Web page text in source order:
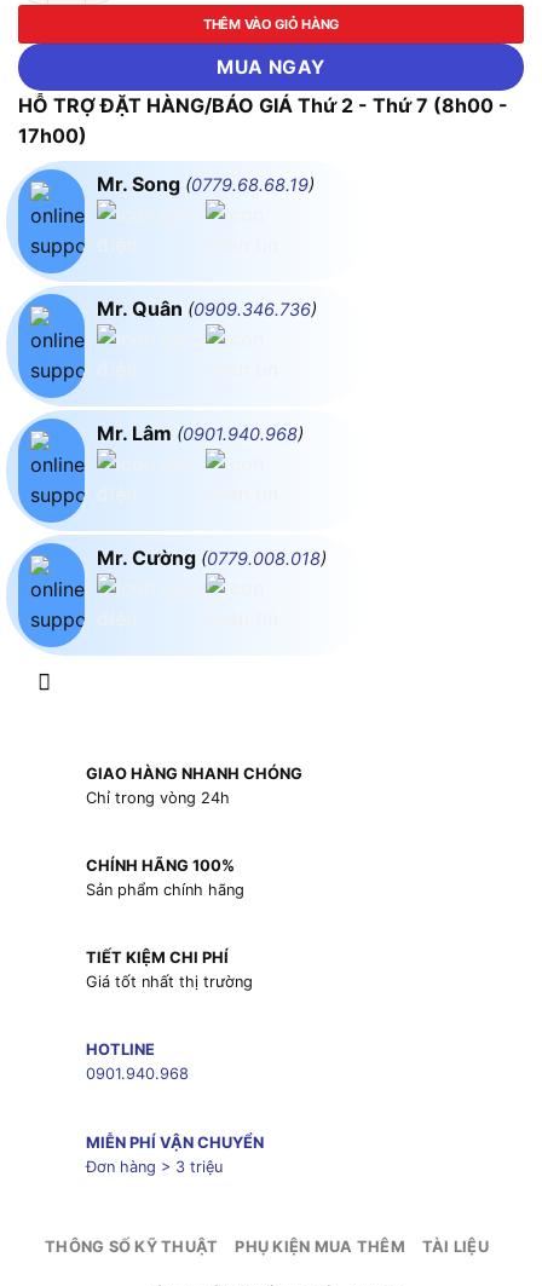
THÊM VÀO GIỎ HÀNG
MUA NGAY
HỖ TRỢ ĐẶT HÀNG/BÁO GIÁ Thứ 2 - Thứ 7 (8h00 -
17h00)
Mr. Song (0779.68.68.19)
Mr. Quân (0909.346.736)
Mr. Lâm (0901.940.968)
Mr. Cường (0779.008.018)
GIAO HÀNG NHANH CHÓNG
Chỉ trong vòng 24h
CHÍNH HÃNG 100%
Sản phẩm chính hãng
TIẾT KIỆM CHI PHÍ
Giá tốt nhất thị trường
HOTLINE
0901.940.968
MIỄN PHÍ VẬN CHUYỂN
Đơn hàng > 3 triệu
THÔNG SỐ KỸ THUẬT PHỤ KIỆN MUA THÊM TÀI LIỆU